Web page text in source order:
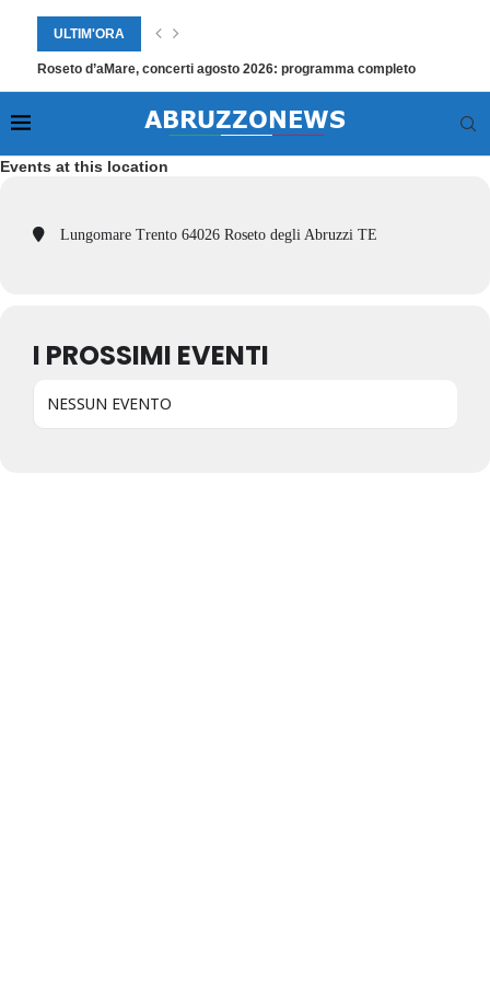
ULTIM'ORA
Roseto d’aMare, concerti agosto 2026: programma completo
Events at this location
Lungomare Trento 64026 Roseto degli Abruzzi TE
I PROSSIMI EVENTI
NESSUN EVENTO